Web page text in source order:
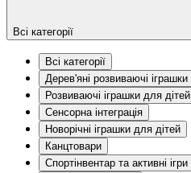
Всі категорії
Всі категорії
Дерев'яні розвиваючі іграшки
Розвиваючі іграшки для дітей
Сенсорна інтеграція
Новорічні іграшки для дітей
Канцтовари
Спортінвентар та активні ігри